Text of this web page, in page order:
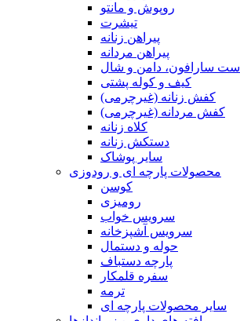
روپوش و مانتو
تیشرت
پیراهن زنانه
پیراهن مردانه
ست سارافون، دامن و شال
کیف و کوله پشتی
کفش زنانه (غیرچرمی)
کفش مردانه (غیرچرمی)
کلاه زنانه
دستکش زنانه
سایر پوشاک
محصولات پارچه ای و رودوزی
کوسن
رومیزی
سرویس خواب
سرویس آشپزخانه
حوله و دستمال
پارچه دستباف
سفره قلمکار
ترمه
سایر محصولات پارچه ای